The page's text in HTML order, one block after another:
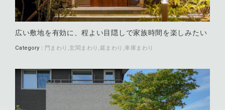
広い敷地を有効に、程よい目隠しで家族時間を楽しみたい
Category : 門まわり 玄関まわり 庭まわり 車庫まわり